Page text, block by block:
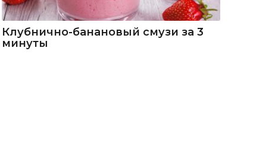
Клубнично-банановый смузи за 3
минуты